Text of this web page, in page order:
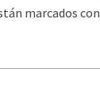
marcados con